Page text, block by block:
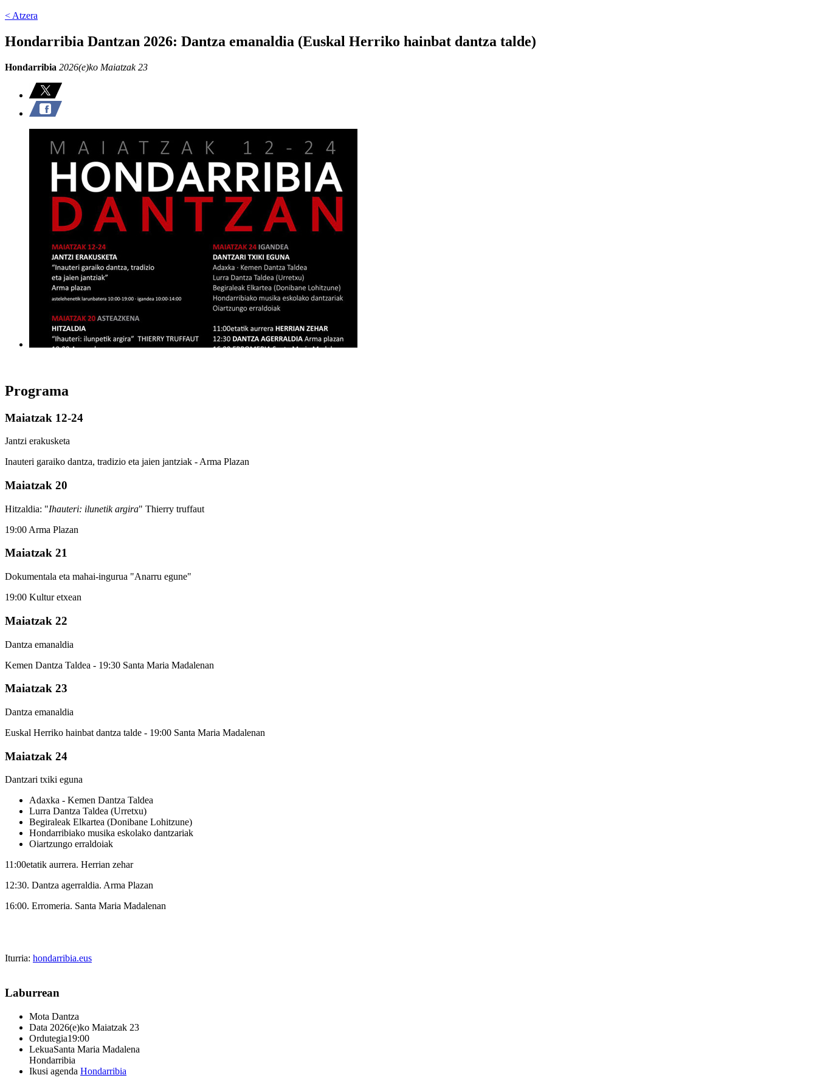
< Atzera
Hondarribia Dantzan 2026: Dantza emanaldia (Euskal Herriko hainbat dantza talde)
Hondarribia 2026(e)ko Maiatzak 23
Programa
Maiatzak 12-24
Jantzi erakusketa
Inauteri garaiko dantza, tradizio eta jaien jantziak - Arma Plazan
Maiatzak 20
Hitzaldia: "Ihauteri: ilunetik argira" Thierry truffaut
19:00 Arma Plazan
Maiatzak 21
Dokumentala eta mahai-ingurua "Anarru egune"
19:00 Kultur etxean
Maiatzak 22
Dantza emanaldia
Kemen Dantza Taldea - 19:30 Santa Maria Madalenan
Maiatzak 23
Dantza emanaldia
Euskal Herriko hainbat dantza talde - 19:00 Santa Maria Madalenan
Maiatzak 24
Dantzari txiki eguna
Adaxka - Kemen Dantza Taldea
Lurra Dantza Taldea (Urretxu)
Begiraleak Elkartea (Donibane Lohitzune)
Hondarribiako musika eskolako dantzariak
Oiartzungo erraldoiak
11:00etatik aurrera. Herrian zehar
12:30. Dantza agerraldia. Arma Plazan
16:00. Erromeria. Santa Maria Madalenan
Iturria: hondarribia.eus
Laburrean
Mota Dantza
Data 2026(e)ko Maiatzak 23
Ordutegia19:00
LekuaSanta Maria Madalena
Hondarribia
Ikusi agenda Hondarribia